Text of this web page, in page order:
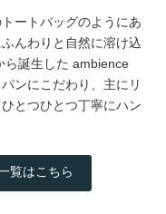
ートバッグのようにあ
んわりと自然に溶け込
ら誕生した ambience
ンにこだわり、主にリ
とつひとつ丁寧にハン
覧はこちら